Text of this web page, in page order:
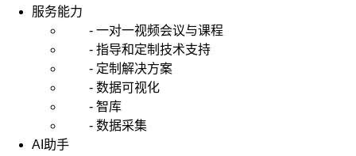
服务能力
- 一对一视频会议与课程
- 指导和定制技术支持
- 定制解决方案
- 数据可视化
- 智库
- 数据采集
AI助手